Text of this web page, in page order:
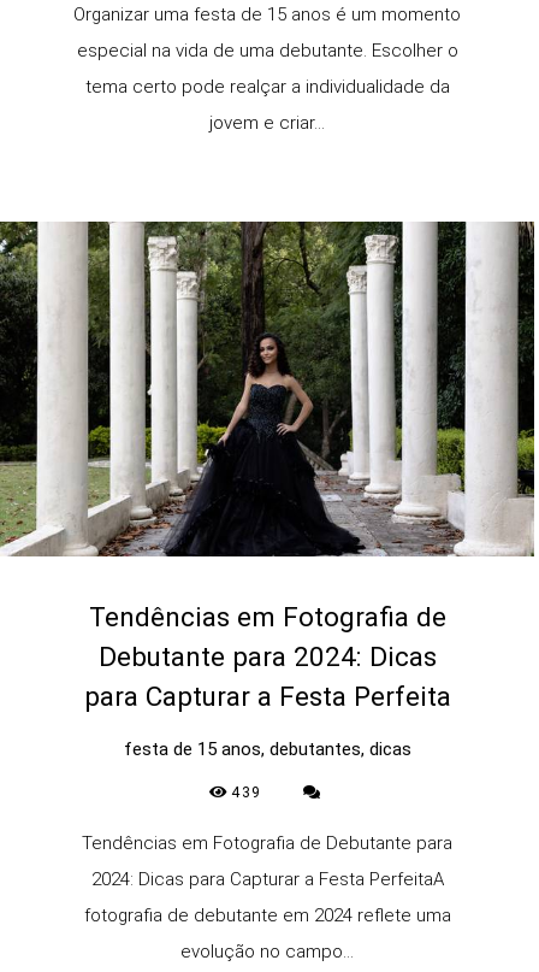
Organizar uma festa de 15 anos é um momento
especial na vida de uma debutante. Escolher o
tema certo pode realçar a individualidade da
jovem e criar...
Tendências em Fotografia de
Debutante para 2024: Dicas
para Capturar a Festa Perfeita
festa de 15 anos, debutantes, dicas
439
Tendências em Fotografia de Debutante para
2024: Dicas para Capturar a Festa PerfeitaA
fotografia de debutante em 2024 reflete uma
evolução no campo...